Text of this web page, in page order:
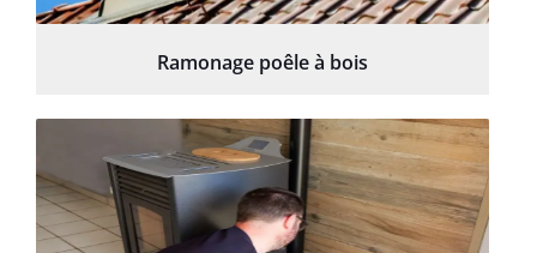
Ramonage poêle à bois